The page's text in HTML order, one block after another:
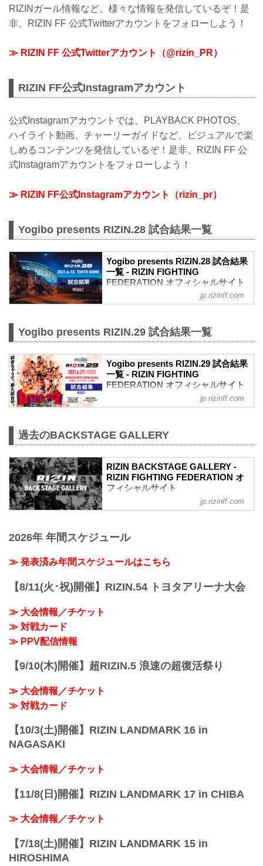
RIZINガール情報など、様々な情報を発信しているぞ！是
非、RIZIN FF 公式Twitterアカウントをフォローしよう！
≫ RIZIN FF 公式Twitterアカウント（@rizin_PR）
RIZIN FF公式Instagramアカウント
公式Instagramアカウントでは、PLAYBACK PHOTOS、
ハイライト動画、チャーリーガイドなど、ビジュアルで楽
しめるコンテンツを発信しているぞ！是非、RIZIN FF 公
式Instagramアカウントをフォローしよう！
≫ RIZIN FF公式Instagramアカウント（rizin_pr）
Yogibo presents RIZIN.28 試合結果一覧
Yogibo presents RIZIN.28 試合結果
一覧 - RIZIN FIGHTING
FEDERATION オフィシャルサイト
第10試合／スペシャルワンマッチ 朝倉未
ケ / Mikuru Asakura vs. Kleber Koike -
RIZIN.28
youtu.be
喧嘩道スペシャルマッチ
RIZIN MMAルール：5分 3R（66.0kg）
※肘あり
（LOSE）朝倉未来 vs. クレベル・コイケ
（WIN）
ン：三角絞め）
≫ 試合結果詳細
jp.rizinff.com
Yogibo presents RIZIN.29 試合結果一覧
Yogibo presents RIZIN.29 試合結果
一覧 - RIZIN FIGHTING
FEDERATION オフィシャルサイト
第13試合／BODYMAKER presents RIZIN
Full Fight | 皇治 vs. 白鳥大珠 / Kouzi vs.
Taiju Shiratori - RIZIN.29
youtu.be
RIZIN キックボクシングトーナメントル
ール：3分 3R（61.0kg）
（LOSE）皇治 vs. 白鳥大珠（WIN）
≫ 試合結果詳細
戦 金太郎 v...
jp.rizinff.com
過去のBACKSTAGE GALLERY
RIZIN BACKSTAGE GALLERY -
RIZIN FIGHTING FEDERATION オ
フィシャルサイト
戦いの裏側で選手が見せる真実の素顔。
jp.rizinff.com
2026年 年間スケジュール
≫ 発表済み年間スケジュールはこちら
【8/11(火･祝)開催】RIZIN.54 トヨタアリーナ大会
≫ 大会情報／チケット
≫ 対戦カード
≫ PPV配信情報
【9/10(木)開催】超RIZIN.5 浪速の超復活祭り
≫ 大会情報／チケット
≫ 対戦カード
【10/3(土)開催】RIZIN LANDMARK 16 in
NAGASAKI
≫ 大会情報／チケット
【11/8(日)開催】RIZIN LANDMARK 17 in CHIBA
≫ 大会情報／チケット
【7/18(土)開催】RIZIN LANDMARK 15 in
HIROSHIMA